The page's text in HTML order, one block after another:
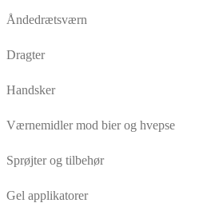
Åndedrætsværn
Dragter
Handsker
Værnemidler mod bier og hvepse
Sprøjter og tilbehør
Gel applikatorer